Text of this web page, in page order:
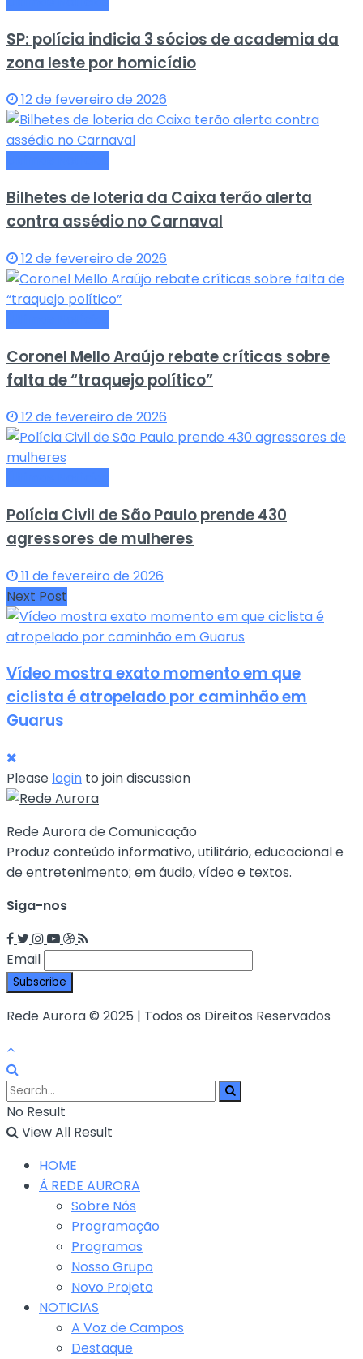
SP: polícia indicia 3 sócios de academia da
zona leste por homicídio
12 de fevereiro de 2026
Bilhetes de loteria da Caixa terão alerta
contra assédio no Carnaval
12 de fevereiro de 2026
Coronel Mello Araújo rebate críticas sobre
falta de “traquejo político”
12 de fevereiro de 2026
Polícia Civil de São Paulo prende 430
agressores de mulheres
11 de fevereiro de 2026
Next Post
Vídeo mostra exato momento em que
ciclista é atropelado por caminhão em
Guarus
Please login to join discussion
Rede Aurora de Comunicação
Produz conteúdo informativo, utilitário, educacional e
de entretenimento; em áudio, vídeo e textos.
Siga-nos
Email
Rede Aurora © 2025 | Todos os Direitos Reservados
No Result
View All Result
HOME
Á REDE AURORA
Sobre Nós
Programação
Programas
Nosso Grupo
Novo Projeto
NOTICIAS
A Voz de Campos
Destaque